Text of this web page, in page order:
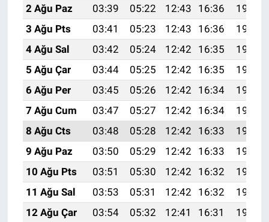
2 Ağu Paz
03:39 05:22 12:43 16:36
19:53
3 Ağu Pts
03:41 05:23 12:43 16:36
19:52
4 Ağu Sal
03:42 05:24 12:42 16:35
19:51
5 Ağu Çar
03:44 05:25 12:42 16:35
19:50
6 Ağu Per
03:45 05:26 12:42 16:34
19:49
7 Ağu Cum
03:47 05:27 12:42 16:34
19:48
8 Ağu Cts
03:48 05:28 12:42 16:33
19:46
9 Ağu Paz
03:50 05:29 12:42 16:33
19:45
10 Ağu Pts
03:51 05:30 12:42 16:32
19:44
11 Ağu Sal
03:53 05:31 12:42 16:32
19:43
12 Ağu Çar
03:54 05:32 12:41 16:31
19:41